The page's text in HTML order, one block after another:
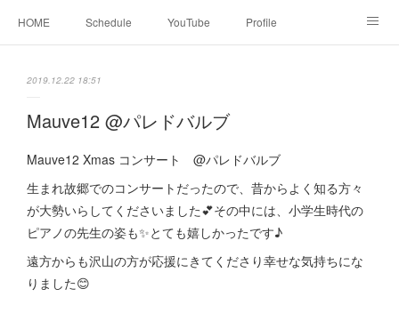
HOME Schedule YouTube Profile
2019.12.22 18:51
Mauve12 @パレドバルブ
Mauve12 Xmas コンサート @パレドバルブ
生まれ故郷でのコンサートだったので、昔からよく知る方々
が大勢いらしてくださいました💕その中には、小学生時代の
ピアノの先生の姿も✨とても嬉しかったです♪
遠方からも沢山の方が応援にきてくださり幸せな気持ちにな
りました😊